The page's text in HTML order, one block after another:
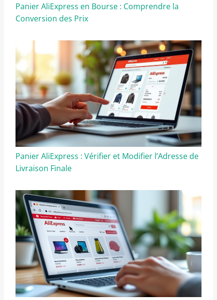
Panier AliExpress en Bourse : Comprendre la
Conversion des Prix
Panier AliExpress : Vérifier et Modifier l’Adresse de
Livraison Finale